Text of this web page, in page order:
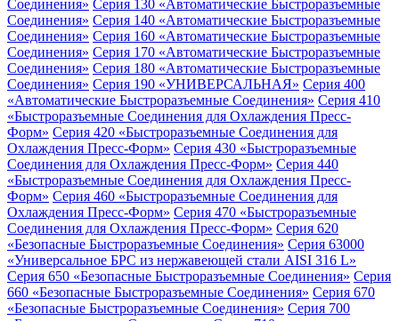
Соединения» Серия 130 «Автоматические Быстроразъемные
Соединения» Серия 140 «Автоматические Быстроразъемные
Соединения» Серия 160 «Автоматические Быстроразъемные
Соединения» Серия 170 «Автоматические Быстроразъемные
Соединения» Серия 180 «Автоматические Быстроразъемные
Соединения» Серия 190 «УНИВЕРСАЛЬНАЯ» Серия 400
«Автоматические Быстроразъемные Соединения» Серия 410
«Быстроразъемные Соединения для Охлаждения Пресс-
Форм» Серия 420 «Быстроразъемные Соединения для
Охлаждения Пресс-Форм» Серия 430 «Быстроразъемные
Соединения для Охлаждения Пресс-Форм» Серия 440
«Быстроразъемные Соединения для Охлаждения Пресс-
Форм» Серия 460 «Быстроразъемные Соединения для
Охлаждения Пресс-Форм» Серия 470 «Быстроразъемные
Соединения для Охлаждения Пресс-Форм» Серия 620
«Безопасные Быстроразъемные Соединения» Серия 63000
«Универсальное БРС из нержавеющей стали AISI 316 L»
Серия 650 «Безопасные Быстроразъемные Соединения» Серия
660 «Безопасные Быстроразъемные Соединения» Серия 670
«Безопасные Быстроразъемные Соединения» Серия 700